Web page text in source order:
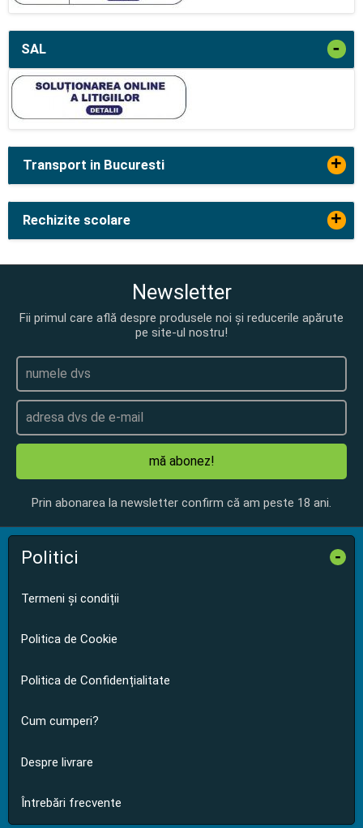
SAL -
Transport in Bucuresti +
Rechizite scolare +
Newsletter
Fii primul care află despre produsele noi și reducerile apărute
pe site-ul nostru!
mă abonez!
Prin abonarea la newsletter confirm că am peste 18 ani.
Politici -
Termeni și condiții
Politica de Cookie
Politica de Confidențialitate
Cum cumperi?
Despre livrare
Întrebări frecvente